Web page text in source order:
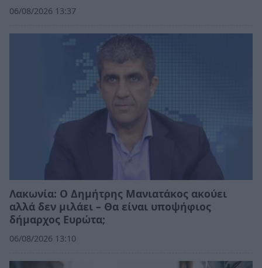
06/08/2026 13:37
Λακωνία: Ο Δημήτρης Μανιατάκος ακούει
αλλά δεν μιλάει – Θα είναι υποψήφιος
δήμαρχος Ευρώτα;
06/08/2026 13:10